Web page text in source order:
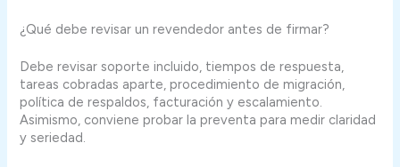
¿Qué debe revisar un revendedor antes de firmar?
Debe revisar soporte incluido, tiempos de respuesta,
tareas cobradas aparte, procedimiento de migración,
política de respaldos, facturación y escalamiento.
Asimismo, conviene probar la preventa para medir claridad
y seriedad.